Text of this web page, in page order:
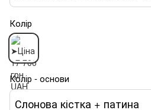
Колір
Колір - основи
Слонова кістка + патина